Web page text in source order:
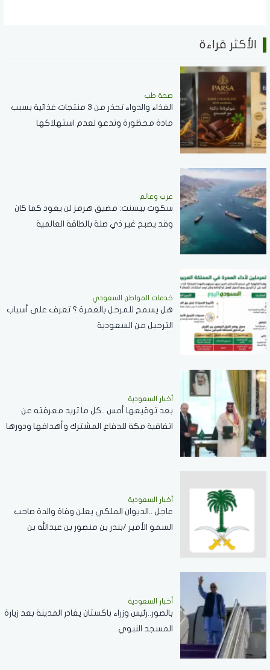
الأكثر قراءة
صحة طب
الغذاء والدواء تحذر من 3 منتجات غذائية بسبب
مادة محظورة وتدعو لعدم استهلاكها
عرب وعالم
سكوت بيسنت: مضيق هرمز لن يعود كما كان
وقد يصبح غير ذي صلة بالطاقة العالمية
خدمات المواطن السعودي
هل يسمح للمرحل بالعمرة ؟ تعرف على أسباب
الترحيل من السعودية
أخبار السعودية
بعد توقيعها أمس ..كل ما تريد معرفته عن
اتفاقية مكة للدفاع المشترك وأهدافها ودورها
أخبار السعودية
عاجل ..الديوان الملكي يعلن وفاة والدة صاحب
السمو الأمير /بندر بن منصور بن عبدالله بن
أخبار السعودية
بالصور..رئيس وزراء باكستان يغادر المدينة بعد زيارة
المسجد النبوي